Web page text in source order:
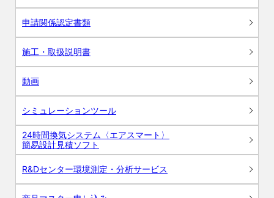
申請関係認定書類
施工・取扱説明書
動画
シミュレーションツール
24時間換気システム〈エアスマート〉
簡易設計見積ソフト
R&Dセンター環境測定・分析サービス